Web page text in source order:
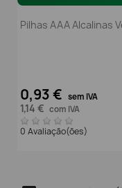
Pilhas AAA Alcalinas
0,93 € sem IVA
1,14 € com IVA
0 Avaliação(ões)